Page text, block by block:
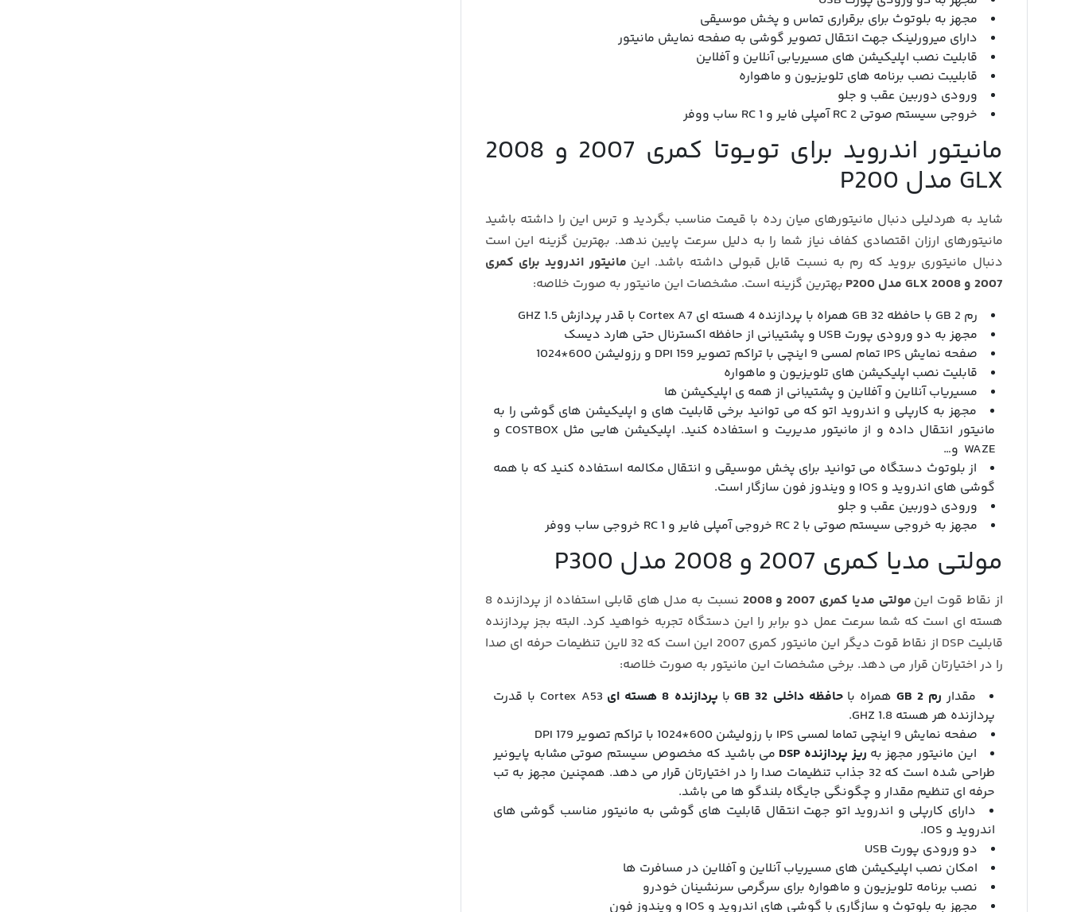
مجهز به بلوتوث برای برقراری تماس و پخش موسیقی
دارای میرورلینک جهت انتقال تصویر گوشی به صفحه نمایش مانیتور
قابلیت نصب اپلیکیشن های مسیریابی آنلاین و آفلاین
قابلیبت نصب برنامه های تلویزیون و ماهواره
ورودی دوربین عقب و جلو
خروجی سیستم صوتی 2 RC آمپلی فایر و 1 RC ساب ووفر
مانیتور اندروید برای تویوتا کمری 2007 و 2008
GLX مدل P200
شاید به هردلیلی دنبال مانیتورهای میان رده با قیمت مناسب بگردید و ترس این را داشته باشید
مانیتورهای ارزان اقتصادی کفاف نیاز شما را به دلیل سرعت پایین ندهد. بهترین گزینه این است
دنبال مانیتوری بروید که رم به نسبت قابل قبولی داشته باشد. این مانیتور اندروید برای کمری
2007 و 2008 GLX مدل P200
بهترین گزینه است. مشخصات این مانیتور به صورت خلاصه:
رم 2 GB با حافظه 32 GB همراه با پردازنده 4 هسته ای Cortex A7 با قدر پردازش 1.5 GHZ
مجهز به دو ورودی پورت USB و پشتیبانی از حافظه اکسترنال حتی هارد دیسک
صفحه نمایش IPS تمام لمسی 9 اینچی با تراکم تصویر 159 DPI و رزولیشن 600*1024
قابلیت نصب اپلیکیشن های تلویزیون و ماهواره
مسیریاب آنلاین و آفلاین و پشتیبانی از همه ی اپلیکیشن ها
مجهز به کارپلی و اندروید اتو که می توانید برخی قابلیت های و اپلیکیشن های گوشی را به
مانیتور انتقال داده و از مانیتور مدیریت و استفاده کنید. اپلیکیشن هایی مثل COSTBOX و
WAZE و…
از بلوتوث دستگاه می توانید برای پخش موسیقی و انتقال مکالمه استفاده کنید که با همه
گوشی های اندروید و IOS و ویندوز فون سازگار است.
ورودی دوربین عقب و جلو
مجهز به خروجی سیستم صوتی با 2 RC خروجی آمپلی فایر و 1 RC خروجی ساب ووفر
مولتی مدیا کمری 2007 و 2008 مدل P300
از نقاط قوت این مولتی مدیا کمری 2007 و 2008
نسبت به مدل های قابلی استفاده از پردازنده 8
هسته ای است که شما سرعت عمل دو برابر را این دستگاه تجربه خواهید کرد. البته بجز پردازنده
قابلیت DSP از نقاط قوت دیگر این مانیتور کمری 2007 این است که 32 لاین تنظیمات حرفه ای صدا
را در اختیارتان قرار می دهد. برخی مشخصات این مانیتور به صورت خلاصه:
مقدار رم 2 GB همراه باحافظه داخلی 32 GB با پردازنده 8 هسته ای
Cortex A53 با قدرت
پردازنده هر هسته 1.8 GHZ.
صفحه نمایش 9 اینچی تماما لمسی IPS با رزولیشن 600*1024 با تراکم تصویر 179 DPI
این مانیتور مجهز به ریز پردازنده DSP
می باشید که مخصوص سیستم صوتی مشابه پایونیر
طراحی شده است که 32 جذاب تنظیمات صدا را در اختیارتان قرار می دهد. همچنین مجهز به تب
حرفه ای تنظیم مقدار و چگونگی جایگاه بلندگو ها می باشد.
دارای کارپلی و اندروید اتو جهت انتقال قابلیت های گوشی به مانیتور مناسب گوشی های
اندروید و IOS.
دو ورودی پورت USB
امکان نصب اپلیکیشن های مسیریاب آنلاین و آفلاین در مسافرت ها
نصب برنامه تلویزیون و ماهواره برای سرگرمی سرنشینان خودرو
مجهز به بلوتوث و سازگاری با گوشی های اندروید و IOS و ویندوز فون